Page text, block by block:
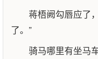
蒋梧阙勾唇应了
了。”
骑马哪里有坐马